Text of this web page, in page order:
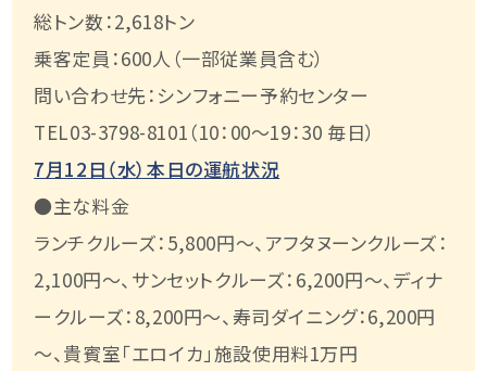
総トン数：2,618トン
乗客定員：600人（一部従業員含む）
問い合わせ先：シンフォニー予約センター
TEL03-3798-8101（10：00〜19：30 毎日）
7月12日（水）本日の運航状況
●主な料金
ランチクルーズ：5,800円～、アフタヌーンクルーズ：
2,100円～、サンセットクルーズ：6,200円～、ディナ
ークルーズ：8,200円〜、寿司ダイニング：6,200円
～、貴賓室「エロイカ」施設使用料1万円